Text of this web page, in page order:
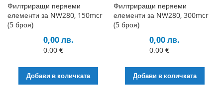
Филтриращи перяеми
елементи за NW280, 150mcr
(5 броя)
0,00 лв.
0.00 €
Добави в количката
Филтриращи перяеми
елементи за NW280, 300mcr
(5 броя)
0,00 лв.
0.00 €
Добави в количката